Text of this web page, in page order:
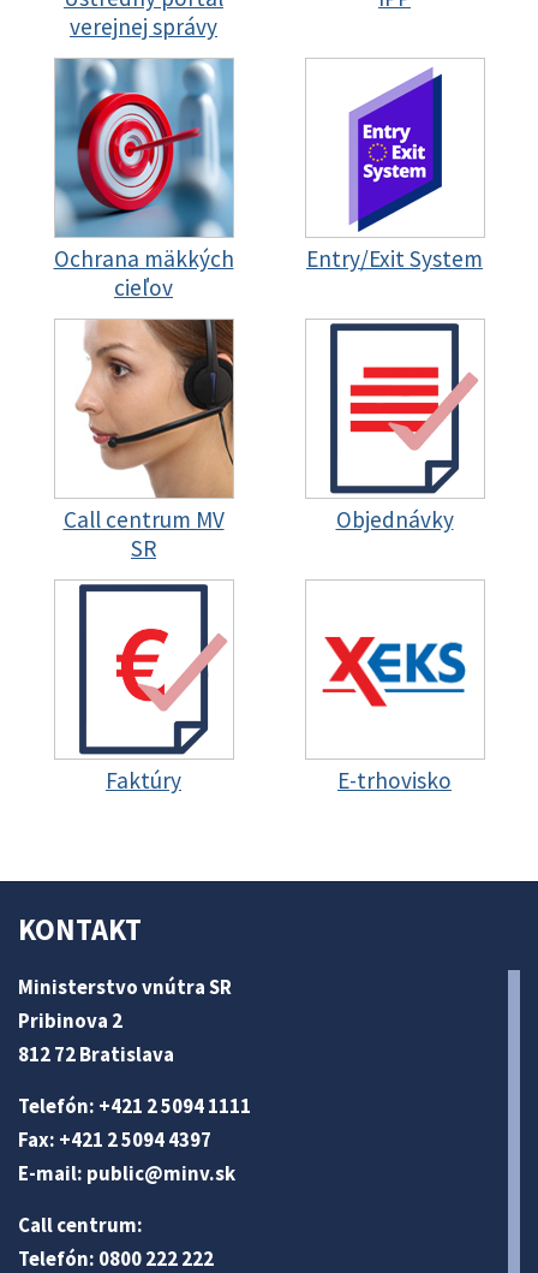
verejnej správy
Ochrana mäkkých
cieľov
Entry/Exit System
Call centrum MV
SR
Objednávky
Faktúry E-trhovisko
KONTAKT
Ministerstvo vnútra SR
Pribinova 2
812 72 Bratislava
Telefón: +421 2 5094 1111
Fax: +421 2 5094 4397
E-mail: public@minv.sk
Call centrum:
Telefón: 0800 222 222